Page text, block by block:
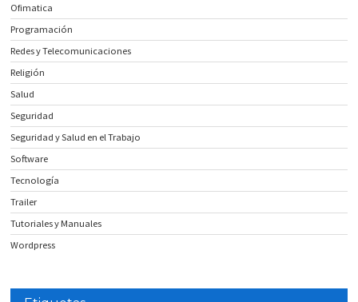
Ofimatica
Programación
Redes y Telecomunicaciones
Religión
Salud
Seguridad
Seguridad y Salud en el Trabajo
Software
Tecnología
Trailer
Tutoriales y Manuales
Wordpress